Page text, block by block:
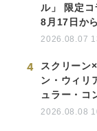
ル」 限定
8月17日か
2026.08.07
4
スクリーン
ン・ウィリ
ュラー・コ
2026.08.08